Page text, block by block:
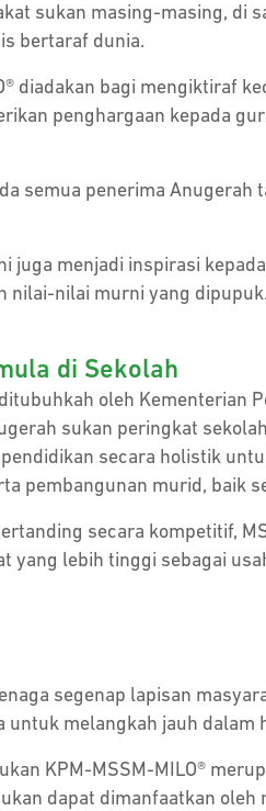
sukan masing-masing, di
bertaraf dunia.
diadakan bagi mengiktiraf
penghargaan kepada
semua penerima
juga menjadi inspirasi
nilai-nilai murni yang dipupuk.
di Sekolah
oleh Kementerian
sukan peringkat
secara holistik
pembangunan murid, baik
secara kompetitif,
yang lebih tinggi sebagai
segenap lapisan
melangkah jauh dalam
KPM-MSSM-MILO®
dapat dimanfaatkan